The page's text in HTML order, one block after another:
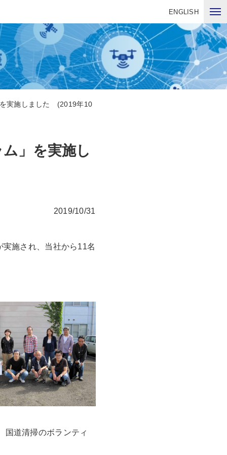
ENGLISH
を実施しました (2019年10
」を実施し
2019/10/31
施され、当社から11名
国道清掃のボランティ